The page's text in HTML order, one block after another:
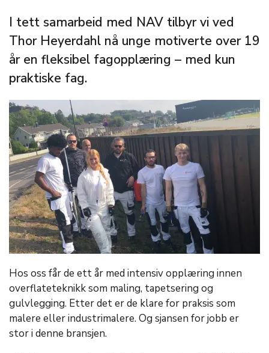
I tett samarbeid med NAV tilbyr vi ved
Thor Heyerdahl nå unge motiverte over 19
år en fleksibel fagopplæring – med kun
praktiske fag.
Hos oss får de ett år med intensiv opplæring innen
overflateteknikk som maling, tapetsering og
gulvlegging. Etter det er de klare for praksis som
malere eller industrimalere. Og sjansen for jobb er
stor i denne bransjen.